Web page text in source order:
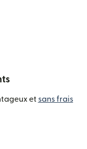
et sans frais